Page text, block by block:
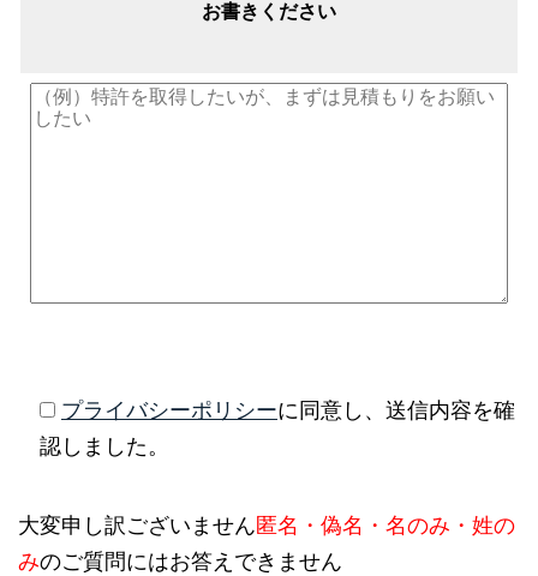
お書きください
プライバシーポリシーに同意し、送信内容を確
認しました。
大変申し訳ございません匿名・偽名・名のみ・姓の
みのご質問にはお答えできません